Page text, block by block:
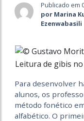
Publicado em
por Marina
Ezenwabasili
Leitura de gibis
Para desenvolver
alunos, os
método fonético
alfabético. O